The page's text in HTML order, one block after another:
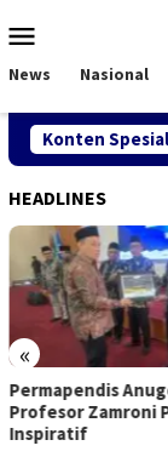
ke
Mobile
News Nasional
Konten Spesial
SPK TKBM di
HEADLINES
«
Viral Tepuk
Penjelasan